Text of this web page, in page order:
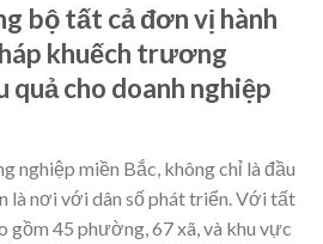
bộ tất cả đơn vị hành
khuếch trương
cho doanh nghiệp
nghiệp miền Bắc, không chỉ là đầu
là nơi với dân số phát triển. Với tất
gồm 45 phường, 67 xã, và khu vực